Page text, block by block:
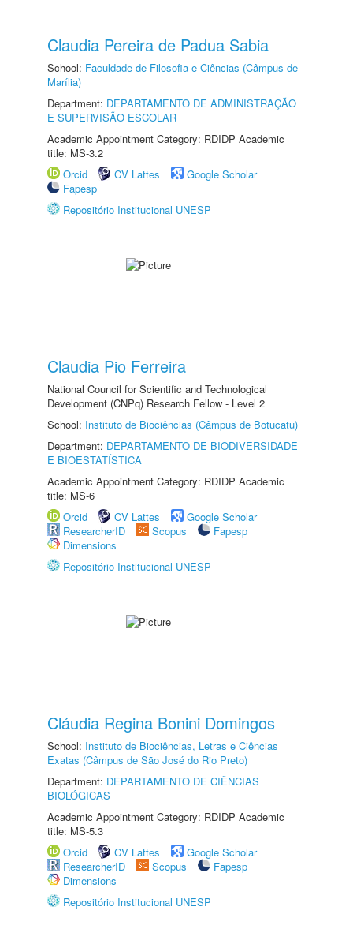
Claudia Pereira de Padua Sabia
School: Faculdade de Filosofia e Ciências (Câmpus de
Marília)
Department: DEPARTAMENTO DE ADMINISTRAÇÃO
E SUPERVISÃO ESCOLAR
Academic Appointment Category: RDIDP Academic
title: MS-3.2
Orcid
CV Lattes
Google Scholar
Fapesp
Repositório Institucional UNESP
Claudia Pio Ferreira
National Council for Scientific and Technological
Development (CNPq) Research Fellow - Level 2
School: Instituto de Biociências (Câmpus de Botucatu)
Department: DEPARTAMENTO DE BIODIVERSIDADE
E BIOESTATÍSTICA
Academic Appointment Category: RDIDP Academic
title: MS-6
Orcid
CV Lattes
Google Scholar
ResearcherID
Scopus
Fapesp
Dimensions
Repositório Institucional UNESP
Cláudia Regina Bonini Domingos
School: Instituto de Biociências, Letras e Ciências
Exatas (Câmpus de São José do Rio Preto)
Department: DEPARTAMENTO DE CIÊNCIAS
BIOLÓGICAS
Academic Appointment Category: RDIDP Academic
title: MS-5.3
Orcid
CV Lattes
Google Scholar
ResearcherID
Scopus
Fapesp
Dimensions
Repositório Institucional UNESP